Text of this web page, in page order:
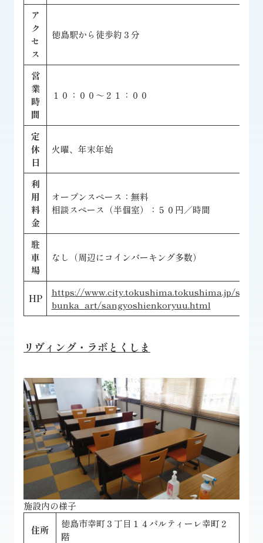
ア
ク
セ
ス
徳島駅から徒歩約３分
営
業
時
間
１０：００～２１：００
定
休
日
火曜、年末年始
利
用
料
金
オープンスペース：無料
相談スペース（半個室）：５０円／時間
駐
車
場
なし（周辺にコインパーキング多数）
HP
https://www.city.tokushima.tokushima.jp/
bunka_art/sangyoshienkoryuu.html
リヴィング・ラボとくしま
施設内の様子
住所
徳島市幸町３丁目１４パルティーレ幸町２
階